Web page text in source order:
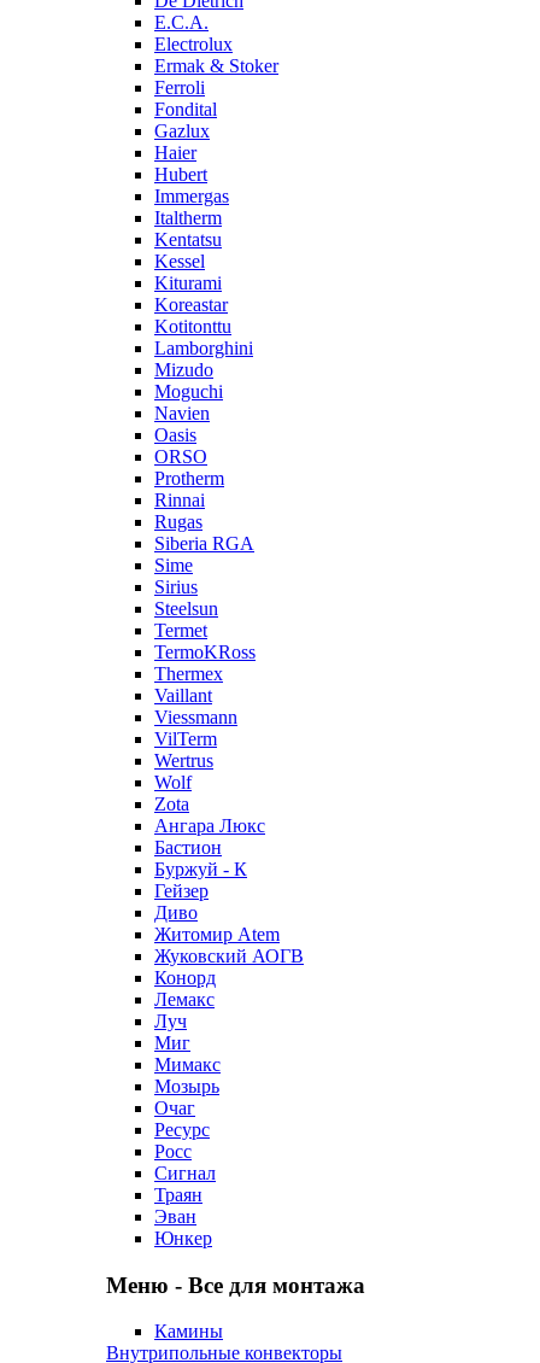
E.C.A.
Electrolux
Ermak & Stoker
Ferroli
Fondital
Gazlux
Haier
Hubert
Immergas
Italtherm
Kentatsu
Kessel
Kiturami
Koreastar
Kotitonttu
Lamborghini
Mizudo
Moguchi
Navien
Oasis
ORSO
Protherm
Rinnai
Rugas
Siberia RGA
Sime
Sirius
Steelsun
Termet
TermoKRoss
Thermex
Vaillant
Viessmann
VilTerm
Wertrus
Wolf
Zota
Ангара Люкс
Бастион
Буржуй - К
Гейзер
Диво
Житомир Аtem
Жуковский АОГВ
Конорд
Лемакс
Луч
Миг
Мимакс
Мозырь
Очаг
Ресурс
Росс
Сигнал
Траян
Эван
Юнкер
Меню - Все для монтажа
Камины
Внутрипольные конвекторы